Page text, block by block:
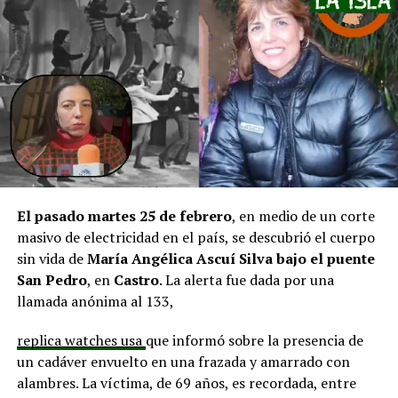
en línea con una disminución de los montos disponibles,
agregando que en su comuna tienen iniciativas
aprobadas que aún esperan financiamiento, como la
infraestructura del Club Deportivo Bernardo O’Higgins
y el cierre perimetral del Club Deportivo Aucar, obras
fundamentales para el desarrollo comunitario.
El alcalde de Quemchi, Javier Ugarte, expresó una
situación similar, señalando que en su comuna tienen
proyectos elegibles tanto en PMU como en PMB, pero
que hasta la fecha no han recibido respuesta clara sobre
si se entregarán los recursos.“Preocupa esta situación,
estos son proyectos que vienen trabajándose desde
hace tiempo y que hoy están en riesgo por la falta de
En la comuna deCuraco de Vélez, la alcaldesa Javiera
Yáñezindicó que históricamente la Subdere ha apoyado
El pasado martes 25 de febrero, en medio de un corte
masivo de electricidad en el país, se descubrió el cuerpo
sin vida deMaría Angélica Ascuí Silvabajo el puente
San Pedro, en Castro. La alerta fue dada por una
llamada anónima al 133,
replica watches usa que informó sobre la presencia de
un cadáver envuelto en una frazada y amarrado con
alambres. La víctima, de 69 años, es recordada, entre